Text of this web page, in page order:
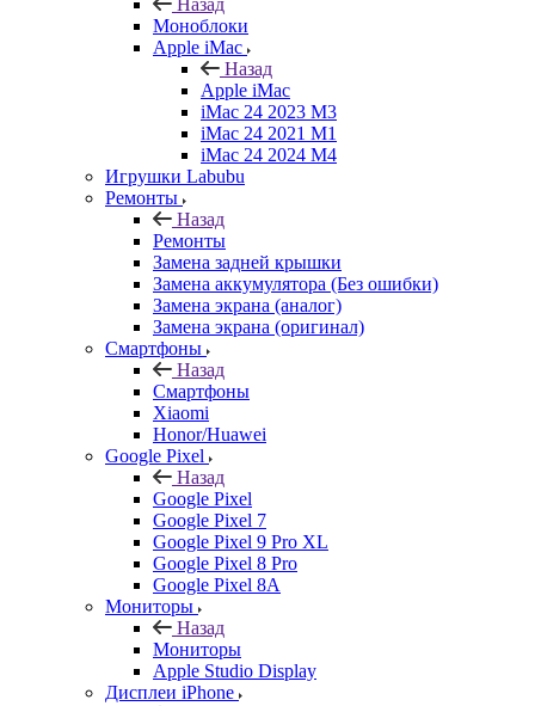
Назад
Моноблоки
Apple iMac
Назад
Apple iMac
iMac 24 2023 M3
iMac 24 2021 M1
iMac 24 2024 M4
Игрушки Labubu
Ремонты
Назад
Ремонты
Замена задней крышки
Замена аккумулятора (Без ошибки)
Замена экрана (аналог)
Замена экрана (оригинал)
Смартфоны
Назад
Смартфоны
Xiaomi
Honor/Huawei
Google Pixel
Назад
Google Pixel
Google Pixel 7
Google Pixel 9 Pro XL
Google Pixel 8 Pro
Google Pixel 8A
Мониторы
Назад
Мониторы
Apple Studio Display
Дисплеи iPhone